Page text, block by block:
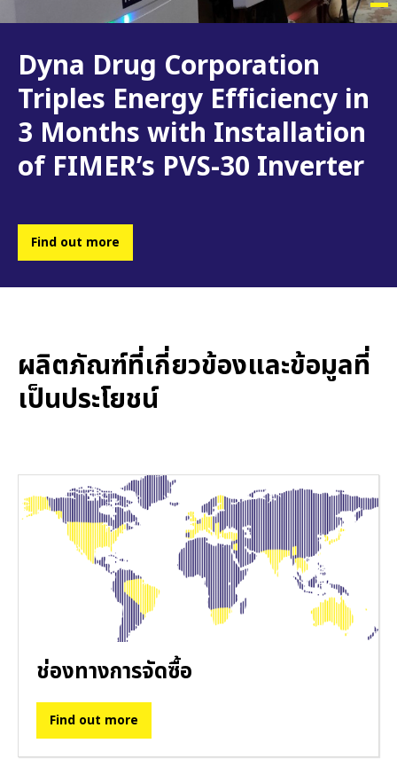
Dyna Drug Corporation
Triples Energy Efficiency in
3 Months with Installation
of FIMER’s PVS-30 Inverter
Find out more
ผลิตภัณฑ์ที่เกี่ยวข้องและข้อมูลที่
เป็นประโยชน์
ช่องทางการจัดซื้อ
Find out more